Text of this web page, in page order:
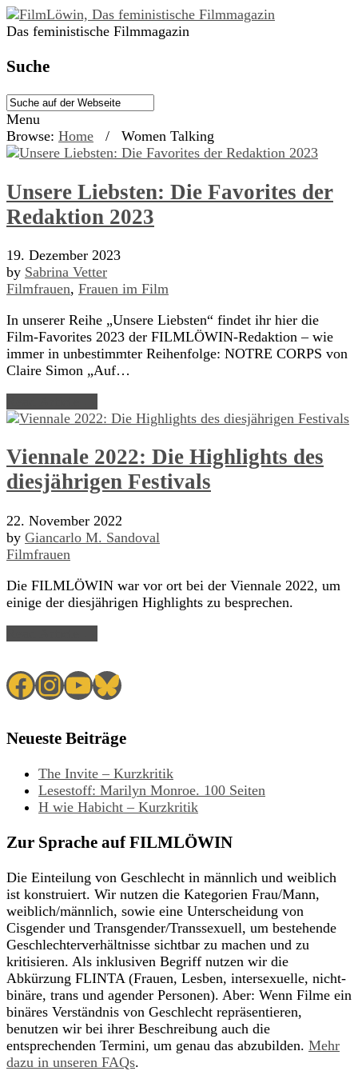
Das feministische Filmmagazin
Suche
Menu
Browse: Home / Women Talking
Unsere Liebsten: Die Favorites der
Redaktion 2023
19. Dezember 2023
by Sabrina Vetter
Filmfrauen, Frauen im Film
In unserer Reihe „Unsere Liebsten“ findet ihr hier die
Film-Favorites 2023 der FILMLÖWIN-Redaktion – wie
immer in unbestimmter Reihenfolge: NOTRE CORPS von
Claire Simon „Auf…
Viennale 2022: Die Highlights des
diesjährigen Festivals
22. November 2022
by Giancarlo M. Sandoval
Filmfrauen
Die FILMLÖWIN war vor ort bei der Viennale 2022, um
einige der diesjährigen Highlights zu besprechen.
Facebook
Instagram
YouTube
Bluesky
Neueste Beiträge
The Invite – Kurzkritik
Lesestoff: Marilyn Monroe. 100 Seiten
H wie Habicht – Kurzkritik
Zur Sprache auf FILMLÖWIN
Die Einteilung von Geschlecht in männlich und weiblich
ist konstruiert. Wir nutzen die Kategorien Frau/Mann,
weiblich/männlich, sowie eine Unterscheidung von
Cisgender und Transgender/Transsexuell, um bestehende
Geschlechterverhältnisse sichtbar zu machen und zu
kritisieren. Als inklusiven Begriff nutzen wir die
Abkürzung FLINTA (Frauen, Lesben, intersexuelle, nicht-
binäre, trans und agender Personen). Aber: Wenn Filme ein
binäres Verständnis von Geschlecht repräsentieren,
benutzen wir bei ihrer Beschreibung auch die
entsprechenden Termini, um genau das abzubilden. Mehr
dazu in unseren FAQs.